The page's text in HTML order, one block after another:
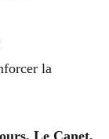
la
Le Canet,